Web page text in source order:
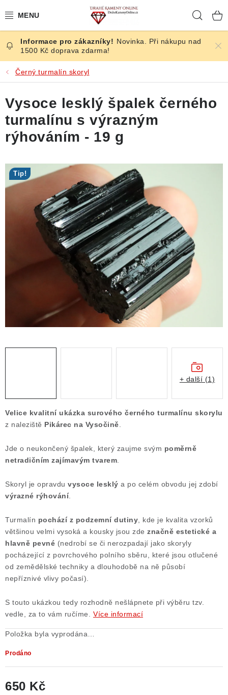
na
ČESKÉ KAMENY
ŠPERKY
KAMENY ZE SVĚTA
BROUŠENÉ
ÚČINKY
KRYSTALY
ČLÁNKY
VIDEOGALERIE
Výkup minerálů a drahých kamenů
Formulář pro odstoupení od smlouvy
Novinka. Při nákupu nad
1500 Kč doprava zdarma!
Černý turmalín skoryl
Velice kvalitní ukázka surového černého turmalínu skorylu
z naleziště Pikárec na Vysočině
Jde o neukončený špalek, který zaujme svým poměrně
netradičním zajímavým tvarem
Skoryl je opravdu vysoce lesklý a po celém obvodu jej zdobí
výrazné rýhování.
Turmalín pochází z podzemní dutiny , kde je kvalita vzorků
většinou velmi vysoká a kousky jsou zde značně estetické a
hlavně pevné (nedrobí se či nerozpadají jako skoryly
pocházející z povrchového polního sběru, které jsou otlučené
od zemědělské techniky a dlouhodobě na ně působí
nepříznivé vlivy počasí).
S touto ukázkou tedy rozhodně nešlápnete při výběru tzv.
vedle, za to vám ručíme.
Více informací
Položka byla vyprodána…
Prodáno
650 Kč
Vysoce lesklý špalek černého
turmalínu s výrazným
rýhováním - 19 g
Tip!
+ další (1)